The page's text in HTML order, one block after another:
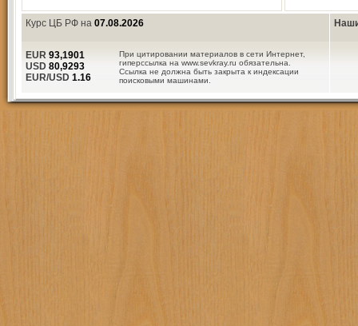
Курс ЦБ РФ на 07.08.2026
При цитировании материалов в сети Интернет,
гиперссылка на www.sevkray.ru обязательна.
Ссылка не должна быть закрыта к индексации
поисковыми машинами.
EUR 93,1901
USD 80,9293
EUR/USD 1.16